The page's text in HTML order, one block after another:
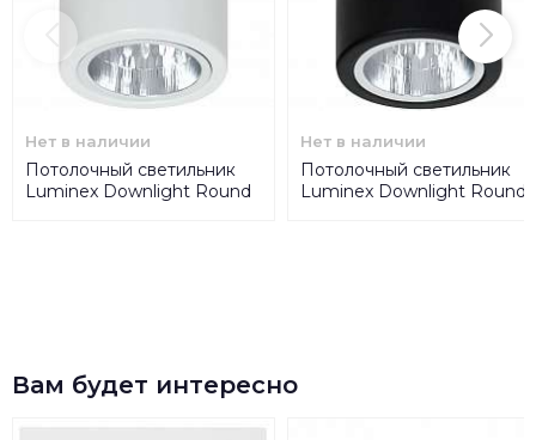
Нет в наличии
Потолочный светильник
Luminex Downlight Round
Нет в наличии
Потолочный светильник
Luminex Downlight Round
Вам будет интересно